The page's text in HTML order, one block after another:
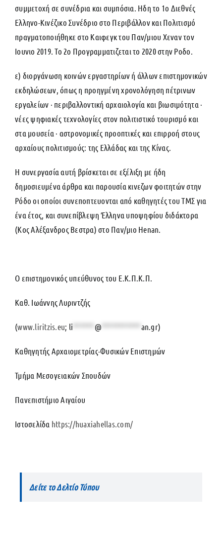
συμμετοχή σε συνέδρια και συμπόσια. Ηδη το 1ο Διεθνές
Ελληνο-Κινέζικο Συνέδριο στο Περιβάλλον και Πολιτισμό
πραγματοποιήθηκε στο Καιφεγκ του Παν/μιου Χεναν τον
Ιουνιο 2019. Το 2ο Προγραμματιζεται το 2020 στην Ροδο.
ε) διοργάνωση κοινών εργαστηρίων ή άλλων επιστημονικών
εκδηλώσεων, όπως η προηγμένη χρονολόγηση πέτρινων
εργαλείων · περιβαλλοντική αρχαιολογία και βιωσιμότητα ·
νέες ψηφιακές τεχνολογίες στον πολιτιστικό τουρισμό και
στα μουσεία · αστρονομικές προοπτικές και επιρροή στους
αρχαίους πολιτισμούς: της Ελλάδας και της Κίνας.
Η συνεργασία αυτή βρίσκεται σε εξέλιξη με ήδη
δημοσιευμένα άρθρα και παρουσία κινεζων φοιτητών στην
Ρόδο οι οποίοι συνεποπτευονται από καθηγητές του ΤΜΣ για
ένα έτος, και συνεπίβλεψη Έλληνα υποψηφίου διδάκτορα
(Κος Αλέξανδρος Βεστρα) στο Παν/μιο Henan.
Ο επιστημονικός υπεύθυνος του Ε.Κ.Π.Κ.Π.
Καθ. Ιωάννης Λυριντζής
(www.liritzis.eu; li @ an.gr)
Καθηγητής Αρχαιομετρίας-Φυσικών Επιστημών
Τμήμα Μεσογειακών Σπουδών
Πανεπιστήμιο Αιγαίου
Ιστοσελίδα https://huaxiahellas.com/
Δείτε το Δελτίο Τύπου